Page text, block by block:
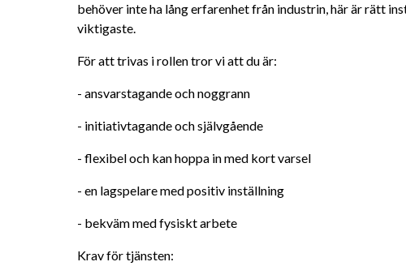
behöver inte ha lång erfarenhet från industrin, här är rätt
viktigaste.
För att trivas i rollen tror vi att du är:
- ansvarstagande och noggrann
- initiativtagande och självgående
- flexibel och kan hoppa in med kort varsel
- en lagspelare med positiv inställning
- bekväm med fysiskt arbete
Krav för tjänsten: